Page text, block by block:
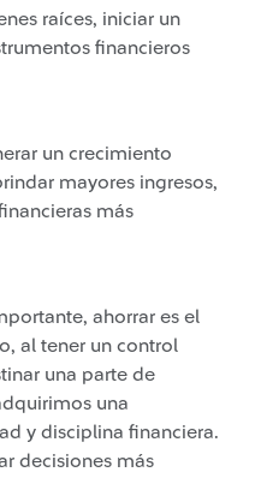
raíces, iniciar un
financieros
un crecimiento
mayores ingresos,
más
ahorrar es el
al tener un control
una parte de
una
y disciplina financiera.
decisiones más